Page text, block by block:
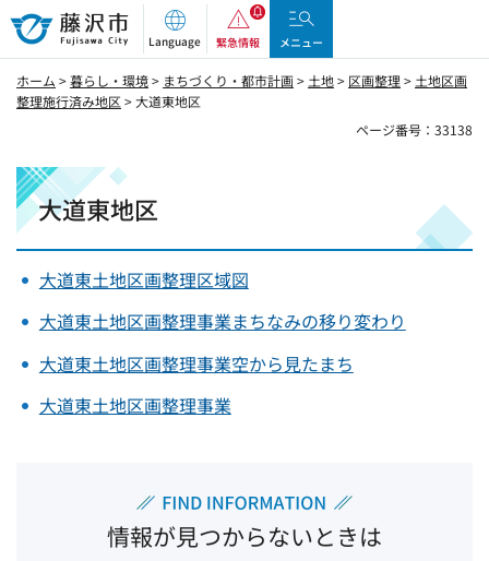
藤沢市
Language 緊急情報 メニュー
ホーム >暮らし・環境> まちづくり・都市計画> 土地> 区画整理> 土地区画
整理施行済み地区 > 大道東地区
ページ番号：33138
大道東地区
大道東土地区画整理区域図
大道東土地区画整理事業まちなみの移り変わり
大道東土地区画整理事業空から見たまち
大道東土地区画整理事業
情報が見つからないときは